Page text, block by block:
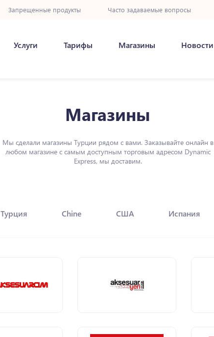
Запрещенные продукты Часто задаваемые вопросы
Услуги Тарифы Магазины Новости
Магазины
Мы сделали магазины Турции рядом с вами. Заказывайте онлайн в
любом магазине с самым доступным торговым адресом Dynamic
Express, мы доставим.
Турция Chine США Испания